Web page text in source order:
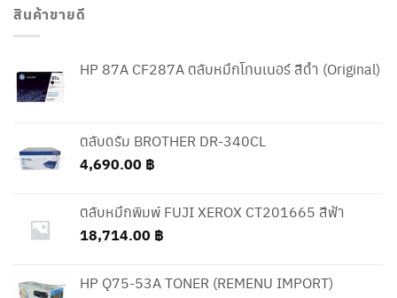
สินค้าขายดี
HP 87A CF287A ตลับหมึกโทนเนอร์ สีดำ (Original)
ตลับดรัม BROTHER DR-340CL
4,690.00 ฿
ตลับหมึกพิมพ์ FUJI XEROX CT201665 สีฟ้า
18,714.00 ฿
HP Q75-53A TONER (REMENU IMPORT)